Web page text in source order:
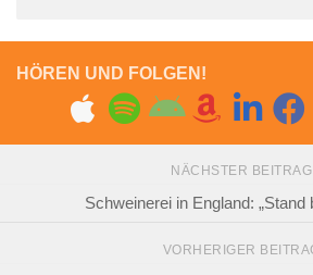
HÖREN UND FOLGEN!
NÄCHSTER BEITRAG
Schweinerei in England: „Stand
VORHERIGER